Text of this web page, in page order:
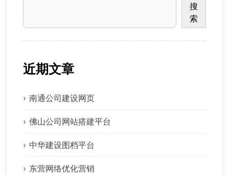
搜
索
近期文章
南通公司建设网页
佛山公司网站搭建平台
中华建设图档平台
东营网络优化营销